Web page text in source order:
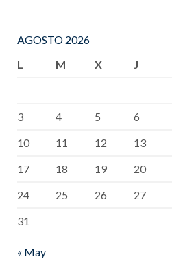
AGOSTO 2026
L
M X J
3
4 5 6
10
11 12 13
17
18 19 20
24
25 26 27
31
« May